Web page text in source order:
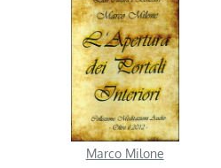
Marco Milone